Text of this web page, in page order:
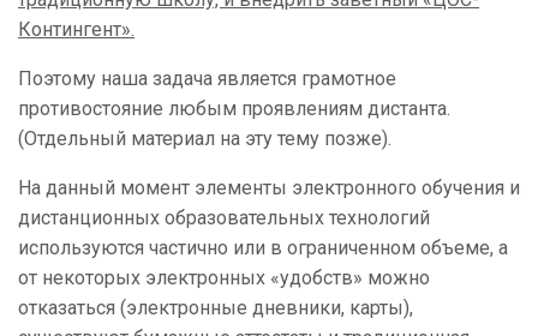
Контингент».
Поэтому наша задача является грамотное
противостояние любым проявлениям дистанта.
(Отдельный материал на эту тему позже).
На данный момент элементы электронного обучения и
дистанционных образовательных технологий
используются частично или в ограниченном объеме, а
от некоторых электронных «удобств» можно
отказаться (электронные дневники, карты),